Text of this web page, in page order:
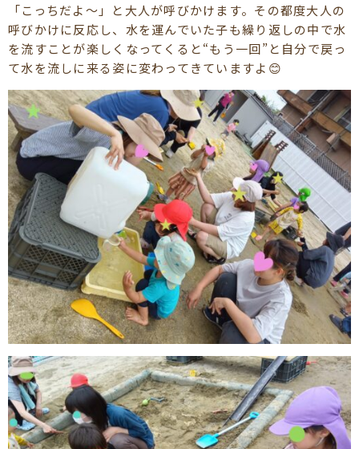
「こっちだよ～」と大人が呼びかけます。その都度大人の
呼びかけに反応し、水を運んでいた子も繰り返しの中で水
を流すことが楽しくなってくると“もう一回”と自分で戻っ
て水を流しに来る姿に変わってきていますよ😊